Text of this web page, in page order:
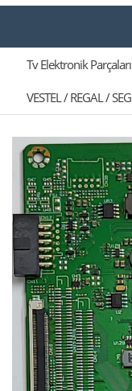
Tv Elektronik Parçaları
VESTEL / REGAL / SEG